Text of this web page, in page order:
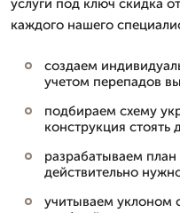
услуги под ключ скидка
каждого нашего
создаем
учетом перепадов
подбираем схему
конструкция стоять
разрабатываем
действительно
учитываем уклоном